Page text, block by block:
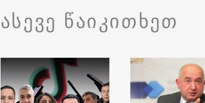
ასევე წაიკითხეთ